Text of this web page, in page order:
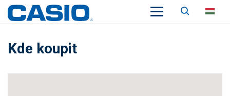
Keresés
Kde koupit